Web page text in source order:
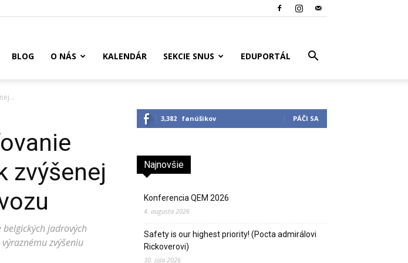
BLOG O NÁS KALENDÁR SEKCIE SNUS EDUPORTÁL
zvýšenej
jadrových
zvýšeniu
3,382 fanúšikov PÁČI SA
Najnovšie
Konferencia QEM 2026
4. augusta 2026
Safety is our highest priority! (Pocta admirálovi
Rickoverovi)
30. júla 2026